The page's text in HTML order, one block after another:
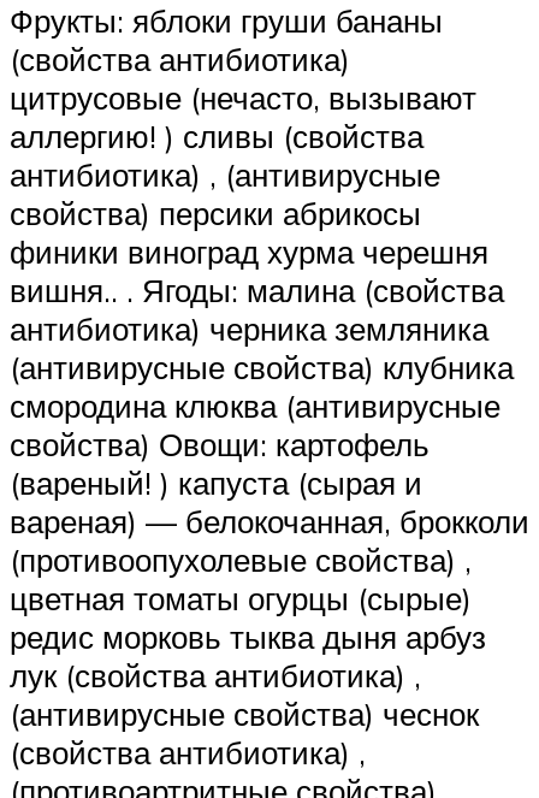
Фрукты: яблоки груши бананы
(свойства антибиотика)
цитрусовые (нечасто, вызывают
аллергию! ) сливы (свойства
антибиотика) , (антивирусные
свойства) персики абрикосы
финики виноград хурма черешня
вишня.. . Ягоды: малина (свойства
антибиотика) черника земляника
(антивирусные свойства) клубника
смородина клюква (антивирусные
свойства) Овощи: картофель
(вареный! ) капуста (сырая и
вареная) — белокочанная, брокколи
(противоопухолевые свойства) ,
цветная томаты огурцы (сырые)
редис морковь тыква дыня арбуз
лук (свойства антибиотика) ,
(антивирусные свойства) чеснок
(свойства антибиотика) ,